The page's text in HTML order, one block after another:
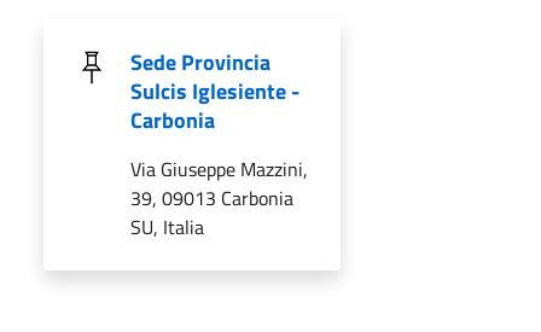
Sede Provincia
Sulcis Iglesiente -
Carbonia
Via Giuseppe Mazzini,
39, 09013 Carbonia
SU, Italia